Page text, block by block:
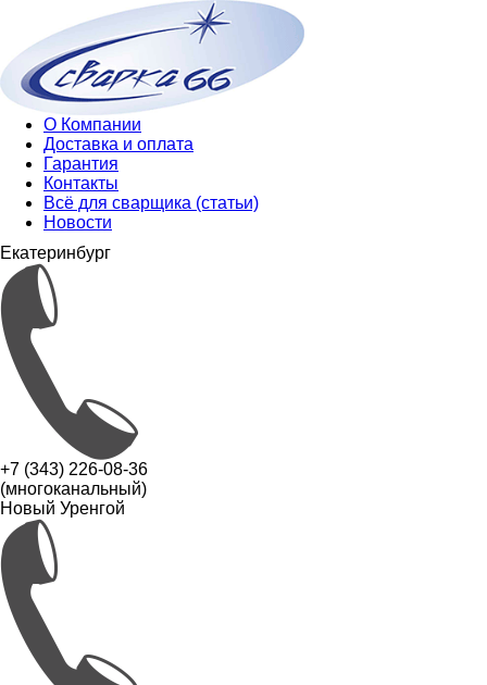
О Компании
Доставка и оплата
Гарантия
Контакты
Всё для сварщика (статьи)
Новости
Екатеринбург
+7 (343) 226-08-36
(многоканальный)
Новый Уренгой